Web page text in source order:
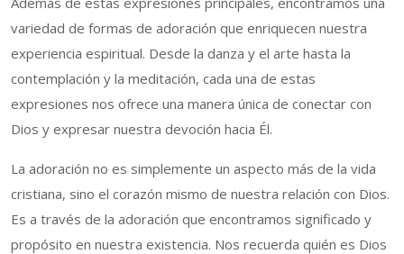
variedad de formas de adoración que enriquecen nuestra
experiencia espiritual. Desde la danza y el arte hasta la
contemplación y la meditación, cada una de estas
expresiones nos ofrece una manera única de conectar con
Dios y expresar nuestra devoción hacia Él.
La adoración no es simplemente un aspecto más de la vida
cristiana, sino el corazón mismo de nuestra relación con Dios.
Es a través de la adoración que encontramos significado y
propósito en nuestra existencia. Nos recuerda quién es Dios